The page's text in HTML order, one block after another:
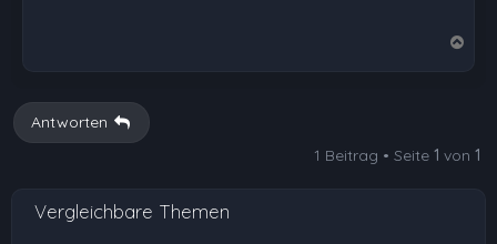
b
Antworten
1 Beitrag • Seite 1 von 1
Vergleichbare Themen